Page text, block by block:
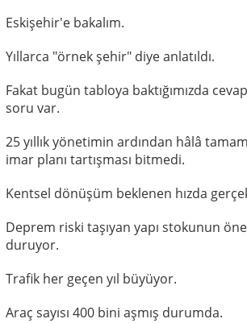
Eskişehir'e bakalım.
Yıllarca "örnek şehir" diye anlatıldı.
Fakat bugün tabloya baktığımızda
soru var.
25 yıllık yönetimin ardından hâlâ
imar planı tartışması bitmedi.
Kentsel dönüşüm beklenen hızda
Deprem riski taşıyan yapı stokunun
duruyor.
Trafik her geçen yıl büyüyor.
Araç sayısı 400 bini aşmış durumda.